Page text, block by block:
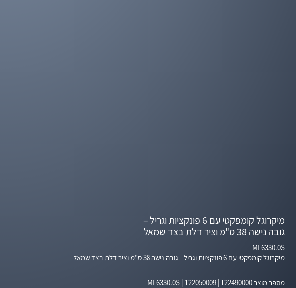
מיקרוגל קומפקטי עם 6 פונקציות וגריל –
גובה נישה 38 ס"מ וציר דלת בצד שמאל
ML6330.0S
מיקרוגל קומפקטי עם 6 פונקציות וגריל - גובה נישה 38 ס"מ וציר דלת בצד שמאל
מספר מוצר ML6330.0S |122050009 | 122490000